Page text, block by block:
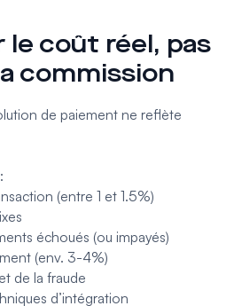
le coût réel, pas
commission
de paiement ne reflète
(entre 1 et 1.5%)
échoués (ou impayés)
(env. 3-4%)
de la fraude
d’intégration